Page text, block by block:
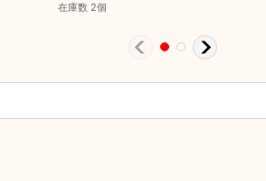
在庫数 2個